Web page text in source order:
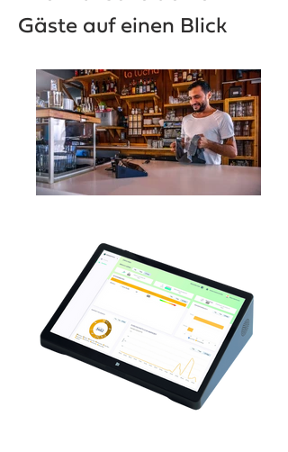
Gäste auf einen Blick